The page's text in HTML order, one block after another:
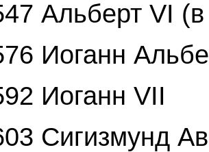
Альберт VI
Иоганн
Иоганн VII
Сигизмунд